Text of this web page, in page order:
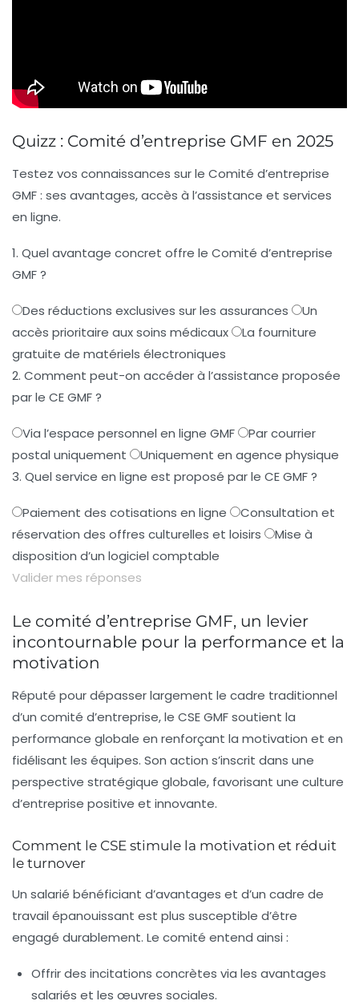
Quizz : Comité d’entreprise GMF en 2025
Testez vos connaissances sur le Comité d’entreprise
GMF : ses avantages, accès à l’assistance et services
en ligne.
1. Quel avantage concret offre le Comité d’entreprise
GMF ?
Des réductions exclusives sur les assurances
Un
accès prioritaire aux soins médicaux
La fourniture
gratuite de matériels électroniques
2. Comment peut-on accéder à l’assistance proposée
par le CE GMF ?
Via l’espace personnel en ligne GMF
Par courrier
postal uniquement
Uniquement en agence physique
3. Quel service en ligne est proposé par le CE GMF ?
Paiement des cotisations en ligne
Consultation et
réservation des offres culturelles et loisirs
Mise à
disposition d’un logiciel comptable
Valider mes réponses
Le comité d’entreprise GMF, un levier
incontournable pour la performance et la
motivation
Réputé pour dépasser largement le cadre traditionnel
d’un comité d’entreprise, le CSE GMF soutient la
performance globale en renforçant la motivation et en
fidélisant les équipes. Son action s’inscrit dans une
perspective stratégique globale, favorisant une culture
d’entreprise positive et innovante.
Comment le CSE stimule la motivation et réduit
le turnover
Un salarié bénéficiant d’avantages et d’un cadre de
travail épanouissant est plus susceptible d’être
engagé durablement. Le comité entend ainsi :
Offrir des incitations concrètes via les avantages
salariés et les œuvres sociales.